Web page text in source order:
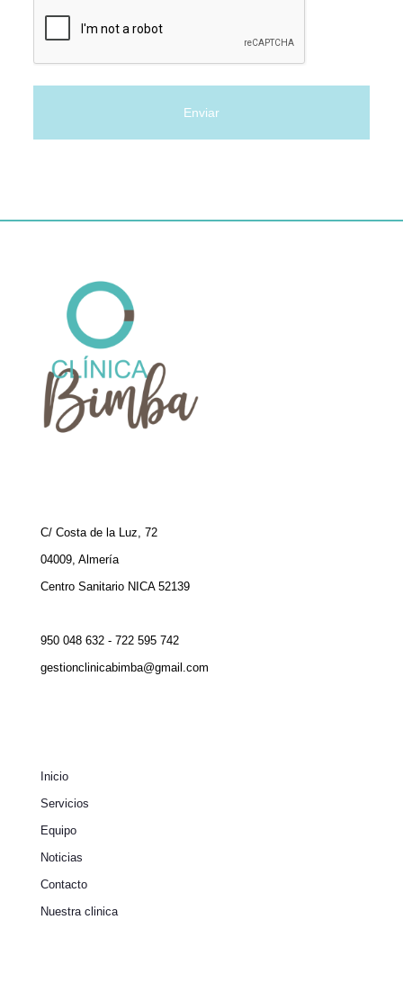
C/ Costa de la Luz, 72
04009, Almería
Centro Sanitario NICA 52139
950 048 632 - 722 595 742
gestionclinicabimba@gmail.com
Inicio
Servicios
Equipo
Noticias
Contacto
Nuestra clinica